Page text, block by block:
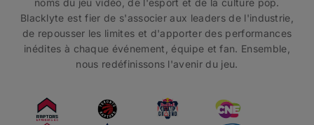
Blacklyte est fier de s'associer aux leaders de l'industrie,
de repousser les limites et d'apporter des performances
inédites à chaque événement, équipe et fan. Ensemble,
nous redéfinissons l'avenir du jeu.